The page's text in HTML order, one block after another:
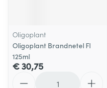
Oligoplant
Oligoplant Brandnetel Fl
125ml
€ 30,75